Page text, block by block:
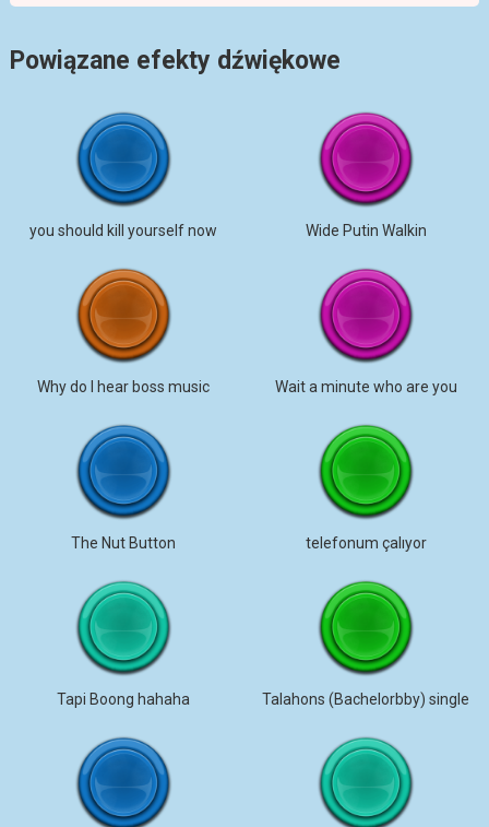
Powiązane efekty dźwiękowe
you should kill yourself now Wide Putin Walkin
Why do I hear boss music Wait a minute who are you
The Nut Button telefonum çalıyor
Tapi Boong hahaha Talahons (Bachelorbby) single